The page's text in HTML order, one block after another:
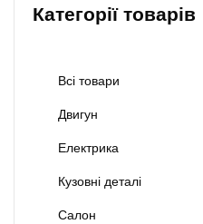
Категорії товарів
Всі товари
Двигун
Електрика
Кузовні деталі
Салон